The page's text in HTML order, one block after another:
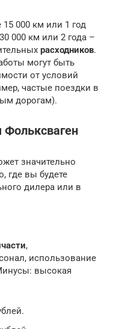
000 км или 1 год
000 км или 2 года –
расходников.
могут быть
от условий
частые поездки в
дорогам).
значительно
где вы будете
дилера или в
,
использование
высокая